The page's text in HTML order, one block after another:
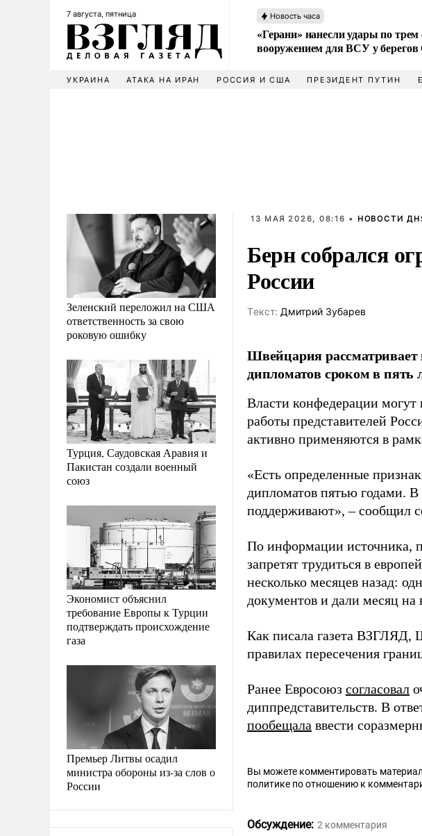
7 августа, пятница Новость часа
«Герани» нанесли удары по трем
вооружением для ВСУ у берегов
УКРАИНА АТАКА НА ИРАН РОССИЯ И США ПРЕЗИДЕНТ ПУТИН
Зеленский переложил на США
ответственность за свою
роковую ошибку
Турция, Саудовская Аравия и
Пакистан создали военный
союз
Экономист объяснил
требование Европы к Турции
подтверждать происхождение
газа
Премьер Литвы осадил
министра обороны из-за слов о
России
13 МАЯ 2026, 08:16 • НОВОСТИ
Берн собрался
России
Tекст: Дмитрий Зубарев
Швейцария
дипломатов сроком в пять
Власти конфедерации
работы представителей
активно применяются в
«Есть определенные
дипломатов пятью годами.
поддерживают», – сообщил
По информации источника,
запретят трудиться в
несколько месяцев назад:
документов и дали месяц на
Как писала газета ВЗГЛЯД,
правилах пересечения
Ранее Евросоюз согласовал
диппредставительств. В
пообещала ввести
Вы можете комментировать
политике по отношению к
Обсуждение: 2 комментария